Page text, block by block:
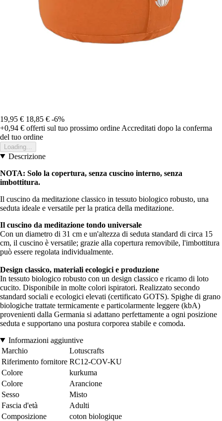
19,95 € 18,85 € -6%
+0,94 € offerti sul tuo prossimo ordine Accreditati dopo la conferma
del tuo ordine
Loading...
Descrizione
NOTA: Solo la copertura, senza cuscino interno, senza
imbottitura.
Il cuscino da meditazione classico in tessuto biologico robusto, una
seduta ideale e versatile per la pratica della meditazione.
Il cuscino da meditazione tondo universale
Con un diametro di 31 cm e un'altezza di seduta standard di circa 15
cm, il cuscino è versatile; grazie alla copertura removibile, l'imbottitura
può essere regolata individualmente.
Design classico, materiali ecologici e produzione
In tessuto biologico robusto con un design classico e ricamo di loto
cucito. Disponibile in molte colori ispiratori. Realizzato secondo
standard sociali e ecologici elevati (certificato GOTS). Spighe di grano
biologiche trattate termicamente e particolarmente leggere (kbA)
provenienti dalla Germania si adattano perfettamente a ogni posizione
seduta e supportano una postura corporea stabile e comoda.
Informazioni aggiuntive
Marchio
Lotuscrafts
Riferimento fornitore RC12-COV-KU
Colore
kurkuma
Colore
Arancione
Sesso
Misto
Fascia d'età
Adulti
Composizione
coton biologique